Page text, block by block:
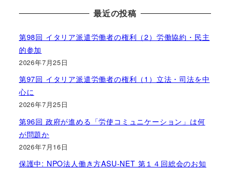
最近の投稿
第98回 イタリア派遣労働者の権利（2）労働協約・民主
的参加
2026年7月25日
第97回 イタリア派遣労働者の権利（1）立法・司法を中
心に
2026年7月25日
第96回 政府が進める「労使コミュニケーション」は何
が問題か
2026年7月16日
保護中: NPO法人働き方ASU-NET 第１４回総会のお知